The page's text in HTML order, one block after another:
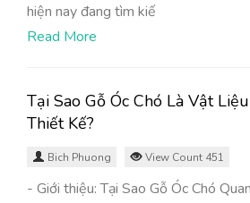
hiện nay đang tìm kiế
Read More
Tại Sao Gỗ Óc Chó Là Vật
Thiết Kế?
Bich Phuong View Count 451
- Giới thiệu: Tại Sao Gỗ Óc Chó